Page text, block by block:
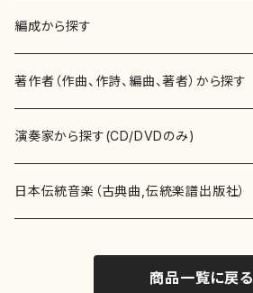
楽譜
書籍
書籍
テキストブック
CD・DVD
チケット
編成から探す
邦楽器
箏・琴（ソロ）
箏・琴（合奏）
合唱
混声合唱
歌・声
著作者（作曲、作詩、編曲、著者）から探す
あ行
青木省三(アオキ ショウゾウ)
か行
演奏家から探す(CD/DVDのみ)
邦楽（箏、三味線、尺八等）演奏家
日本伝統音楽（古典曲,伝統楽譜出版社）
商品一覧に戻る